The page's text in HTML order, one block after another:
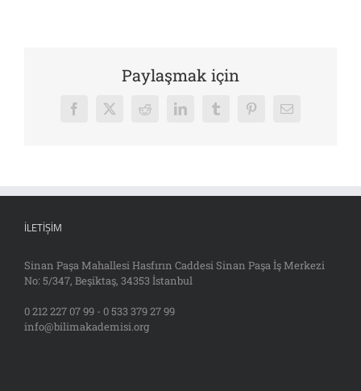
Paylaşmak için
Facebook
X Reddit LinkedInTumblrPinterest
E-
İLETIŞIM
Sinan Paşa Mahallesi Hasfırın Caddesi Sinan Paşa İş Merkezi
No: 5/347, Beşiktaş, 34353 İstanbul
0 212 227 07 99 - 0 533 379 27 99
info@bilimakademisi.org